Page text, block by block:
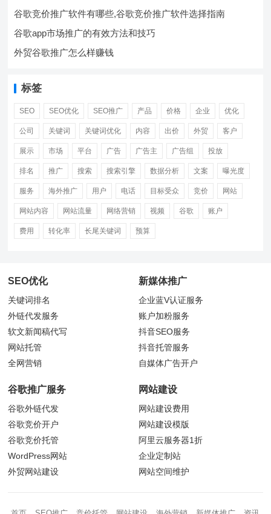
谷歌竞价推广软件有哪些,谷歌竞价推广软件选择指南
谷歌app市场推广的有效方法和技巧
外贸谷歌推广怎么样赚钱
标签
SEO SEO优化 SEO推广 产品 价格 企业 优化
公司 关键词 关键词优化 内容 出价 外贸 客户
展示 市场 平台 广告 广告主 广告组 投放
排名 推广 搜索 搜索引擎 数据分析 文案 曝光度
服务 海外推广 用户 电话 目标受众 竞价 网站
网站内容 网站流量 网络营销 视频 谷歌 账户
费用 转化率 长尾关键词 预算
SEO优化
关键词排名
外链代发服务
软文新闻稿代写
网站托管
全网营销
新媒体推广
企业蓝V认证服务
账户加粉服务
抖音SEO服务
抖音托管服务
自媒体广告开户
谷歌推广服务
谷歌外链代发
谷歌竞价开户
谷歌竞价托管
WordPress网站
外贸网站建设
网站建设
网站建设费用
网站建设模版
阿里云服务器1折
企业定制站
网站空间维护